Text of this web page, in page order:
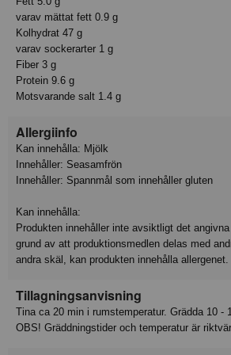
varav mättat fett 0.9 g
Kolhydrat 47 g
varav sockerarter 1 g
Fiber 3 g
Protein 9.6 g
Motsvarande salt 1.4 g
Allergiinfo
Kan innehålla: Mjölk
Innehåller: Seasamfrön
Innehåller: Spannmål som innehåller gluten
Kan innehålla:
Produkten innehåller inte avsiktligt det
grund av att produktionsmedlen delas med
andra skäl, kan produkten innehålla allergenet.
Tillagningsanvisning
Tina ca 20 min i rumstemperatur. Grädda 10 -
OBS! Gräddningstider och temperatur är